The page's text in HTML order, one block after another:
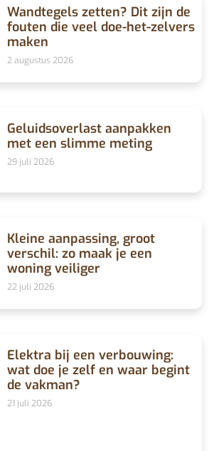
Wandtegels zetten? Dit zijn de
fouten die veel doe-het-zelvers
maken
2 augustus 2026
Geluidsoverlast aanpakken
met een slimme meting
29 juli 2026
Kleine aanpassing, groot
verschil: zo maak je een
woning veiliger
22 juli 2026
Elektra bij een verbouwing:
wat doe je zelf en waar begint
de vakman?
21 juli 2026